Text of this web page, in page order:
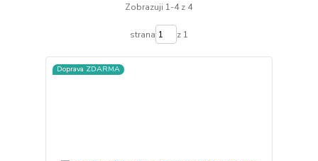
Zobrazuji 1-4 z 4
strana z 1
Doprava ZDARMA